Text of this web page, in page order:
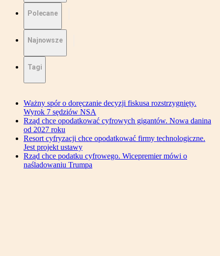
Polecane
Najnowsze
Tagi
Ważny spór o doręczanie decyzji fiskusa rozstrzygnięty.
Wyrok 7 sędziów NSA
Rząd chce opodatkować cyfrowych gigantów. Nowa danina
od 2027 roku
Resort cyfryzacji chce opodatkować firmy technologiczne.
Jest projekt ustawy
Rząd chce podatku cyfrowego. Wicepremier mówi o
naśladowaniu Trumpa